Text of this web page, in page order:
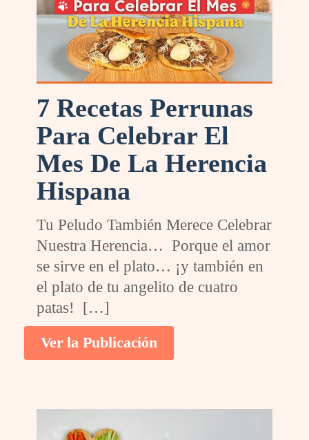
7 Recetas Perrunas
Para Celebrar El
Mes De La Herencia
Hispana
Tu Peludo También Merece Celebrar
Nuestra Herencia… Porque el amor
se sirve en el plato… ¡y también en
el plato de tu angelito de cuatro
patas!
[…]
Ver la Publicación